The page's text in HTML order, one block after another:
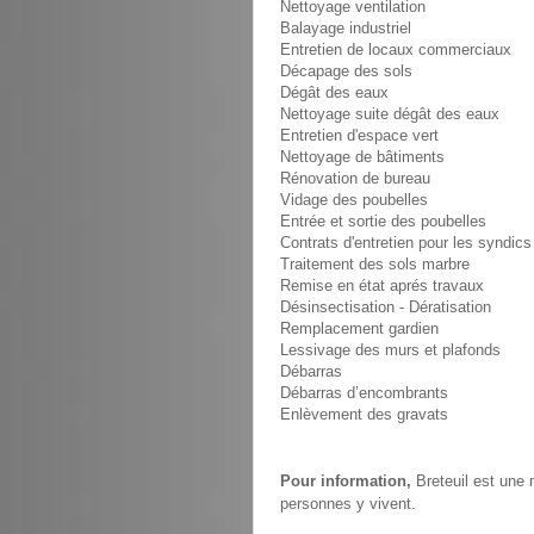
Nettoyage ventilation
Balayage industriel
Entretien de locaux commerciaux
Décapage des sols
Dégât des eaux
Nettoyage suite dégât des eaux
Entretien d'espace vert
Nettoyage de bâtiments
Rénovation de bureau
Vidage des poubelles
Entrée et sortie des poubelles
Contrats d'entretien pour les syndics
Traitement des sols marbre
Remise en état aprés travaux
Désinsectisation - Dératisation
Remplacement gardien
Lessivage des murs et plafonds
Débarras
Débarras d’encombrants
Enlèvement des gravats
Pour information, Breteuil est une
personnes y vivent.